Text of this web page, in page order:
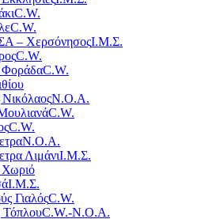
C.W.
C.W.
– ΧερσόνησοςΙ.Μ.Σ.
C.W.
C.W.
ΝικόλαοςΝ.Ο.Α.
C.W.
C.W.
Ν.Ο.Α.
ΛιμάνιΙ.Μ.Σ.
Ι.Μ.Σ.
ΓιαλόςC.W.
C.W.-Ν.Ο.Α.